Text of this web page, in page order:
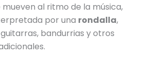
mueven al ritmo de la música,
por una rondalla,
bandurrias y otros